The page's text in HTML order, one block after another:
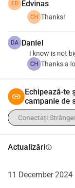
ED Edvinas
CH Thanks!
DA Daniel
I know is not
CH Thanks a
Echipează-te
campanie de
Conectați
Actualizăriinfo
11 December 2024